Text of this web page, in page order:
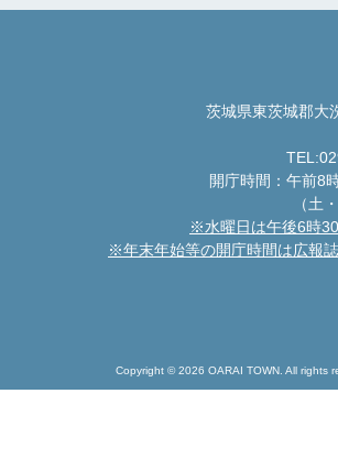
茨城県東茨城郡大
開庁時間：午前8
（土
※水曜日は午後6時30
※年末年始等の開庁時間は広報誌
Copyright © 2026 OARAI TOWN. All rights